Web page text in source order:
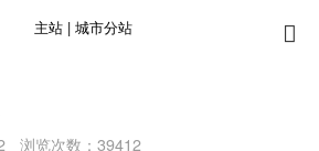
主站 | 城市分站
浏览次数：39412